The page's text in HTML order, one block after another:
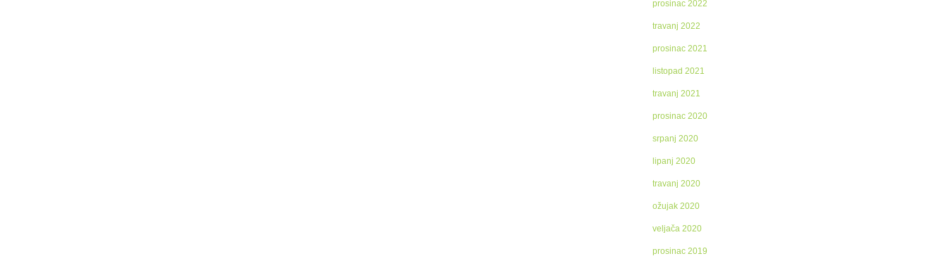
prosinac 2022
travanj 2022
prosinac 2021
listopad 2021
travanj 2021
prosinac 2020
srpanj 2020
lipanj 2020
travanj 2020
ožujak 2020
veljača 2020
prosinac 2019